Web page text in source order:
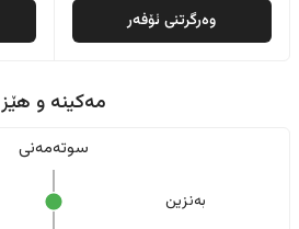
وەرگرتنی ئۆفەر
مەکینە و هێز
سوتەمەنی
بەنزین